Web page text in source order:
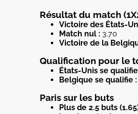
Résultat du match
Victoire des États-
Match nul : 3.70
Victoire de la
Qualification pour le
États-Unis se
Belgique se qualifie :
Paris sur les buts
Plus de 2.5 buts